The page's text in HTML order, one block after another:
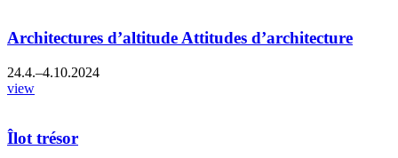
Architectures d’altitude Attitudes d’architecture
24.4.–4.10.2024
view
Îlot trésor